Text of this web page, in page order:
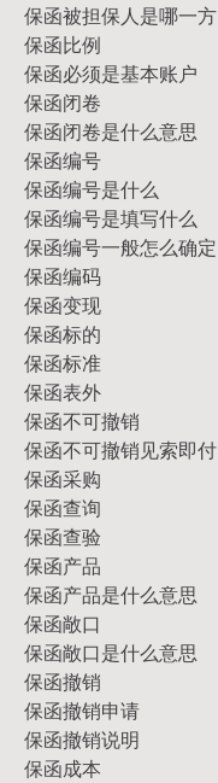
保函被担保人是哪一方
保函比例
保函必须是基本账户
保函闭卷
保函闭卷是什么意思
保函编号
保函编号是什么
保函编号是填写什么
保函编号一般怎么确定
保函编码
保函变现
保函标的
保函标准
保函表外
保函不可撤销
保函不可撤销见索即付
保函采购
保函查询
保函查验
保函产品
保函产品是什么意思
保函敞口
保函敞口是什么意思
保函撤销
保函撤销申请
保函撤销说明
保函成本